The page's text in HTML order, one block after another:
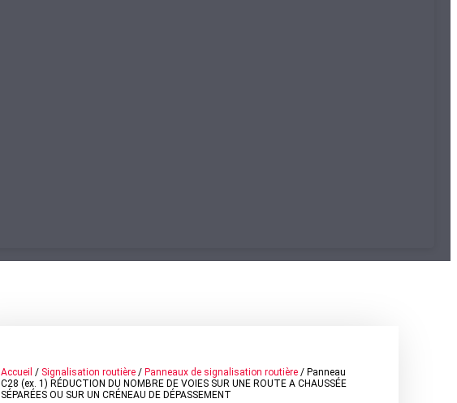
Accueil / Signalisation routière / Panneaux de signalisation routière / Panneau
C28 (ex. 1) RÉDUCTION DU NOMBRE DE VOIES SUR UNE ROUTE A CHAUSSÉE
SÉPARÉES OU SUR UN CRÉNEAU DE DÉPASSEMENT